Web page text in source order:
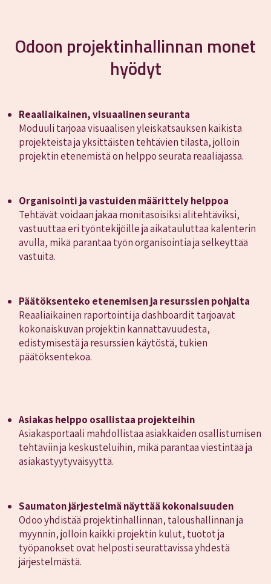
Odoon projektinhallinnan monet
hyödyt
Reaaliaikainen, visuaalinen seuranta
Moduuli tarjoaa visuaalisen yleiskatsauksen kaikista
projekteista ja yksittäisten tehtävien tilasta, jolloin
projektin etenemistä on helppo seurata reaaliajassa.
Organisointi ja vastuiden määrittely helppoa
Tehtävät voidaan jakaa monitasoisiksi alitehtäviksi,
vastuuttaa eri työntekijöille ja aikatauluttaa kalenterin
avulla, mikä parantaa työn organisointia ja selkeyttää
vastuita.
Päätöksenteko etenemisen ja resurssien pohjalta
Reaaliaikainen raportointi ja dashboardit tarjoavat
kokonaiskuvan projektin kannattavuudesta,
edistymisestä ja resurssien käytöstä, tukien
päätöksentekoa.
Asiakas helppo osallistaa projekteihin
Asiakasportaali mahdollistaa asiakkaiden osallistumisen
tehtäviin ja keskusteluihin, mikä parantaa viestintää ja
asiakastyytyväisyyttä.
Saumaton järjestelmä näyttää kokonaisuuden
Odoo yhdistää projektinhallinnan, taloushallinnan ja
myynnin, jolloin kaikki projektin kulut, tuotot ja
työpanokset ovat helposti seurattavissa yhdestä
järjestelmästä.